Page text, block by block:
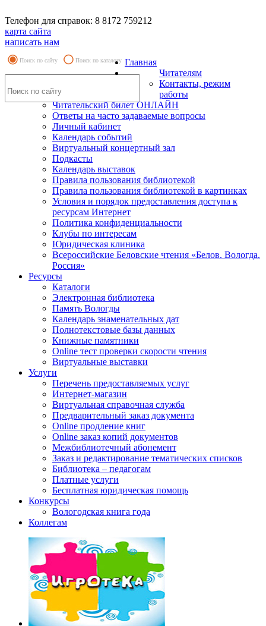
Телефон для справок: 8 8172 759212
карта сайта
написать нам
Поиск по сайту Поиск по каталогу Главная
Читателям
Контакты, режим
работы
Читательский билет ОНЛАЙН
Ответы на часто задаваемые вопросы
Личный кабинет
Календарь событий
Виртуальный концертный зал
Подкасты
Календарь выставок
Правила пользования библиотекой
Правила пользования библиотекой в картинках
Условия и порядок предоставления доступа к
ресурсам Интернет
Политика конфиденциальности
Клубы по интересам
Юридическая клиника
Всероссийские Беловские чтения «Белов. Вологда.
Россия»
Ресурсы
Каталоги
Электронная библиотека
Память Вологды
Календарь знаменательных дат
Полнотекстовые базы данных
Книжные памятники
Online тест проверки скорости чтения
Виртуальные выставки
Услуги
Перечень предоставляемых услуг
Интернет-магазин
Виртуальная справочная служба
Предварительный заказ документа
Online продление книг
Online заказ копий документов
Межбиблиотечный абонемент
Заказ и редактирование тематических списков
Библиотека – педагогам
Платные услуги
Бесплатная юридическая помощь
Конкурсы
Вологодская книга года
Коллегам